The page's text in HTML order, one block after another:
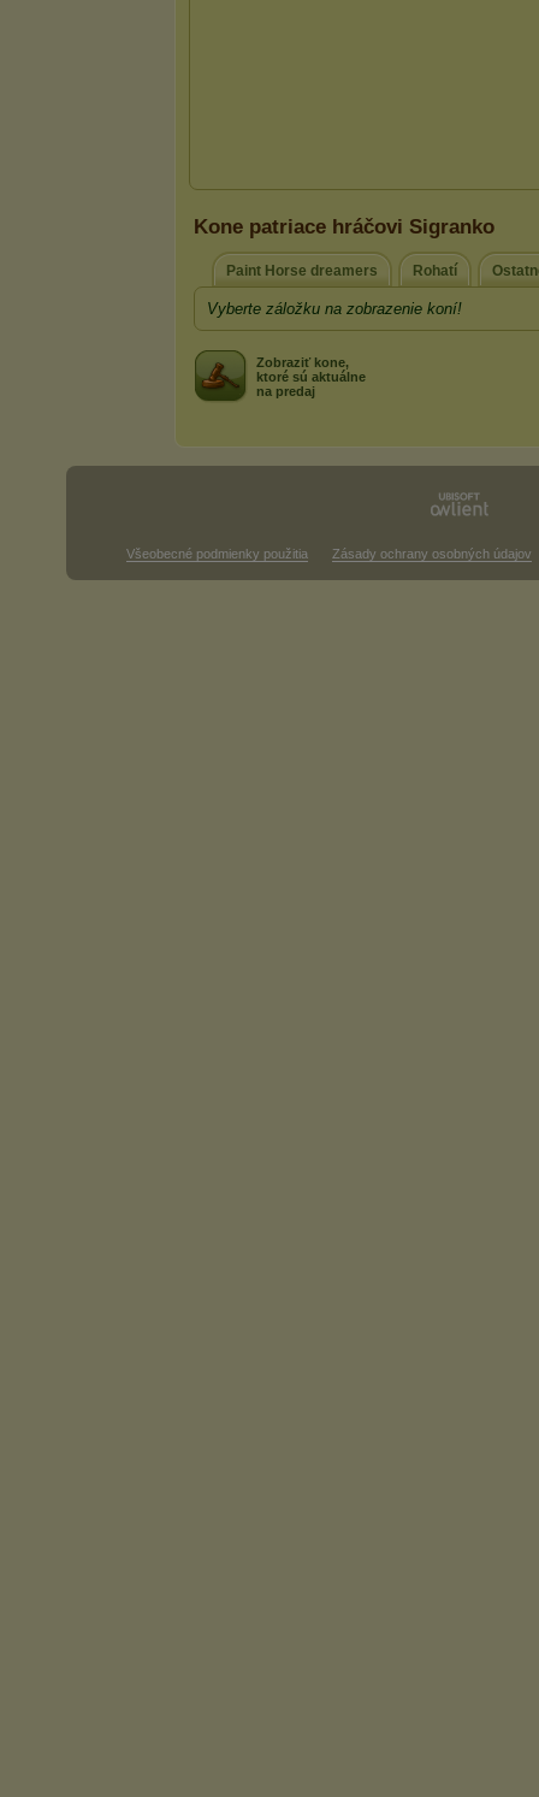
Kone patriace hráčovi Sigranko
Paint Horse dreamers Rohatí
Vyberte záložku na zobrazenie koní!
Zobraziť kone,
ktoré sú aktuálne
na predaj
Všeobecné podmienky použitia Zásady ochrany osobných údajov